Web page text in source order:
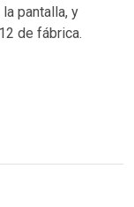
pantalla, y
de fábrica.